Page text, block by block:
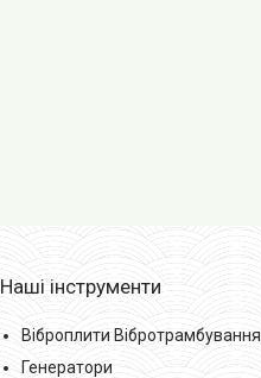
Наші інструменти
Віброплити Вібротрамбування
Генератори